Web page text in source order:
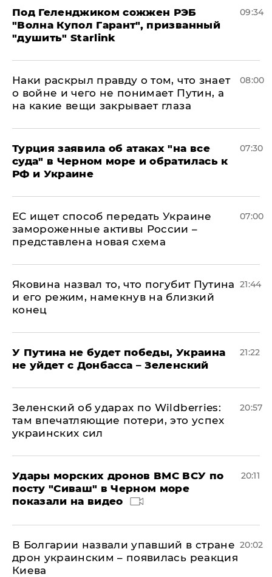
Под Геленджиком сожжен РЭБ
"Волна Купол Гарант", призванный
"душить" Starlink
09:34
Наки раскрыл правду о том, что знает
о войне и чего не понимает Путин, а
на какие вещи закрывает глаза
08:00
Турция заявила об атаках "на все
суда" в Черном море и обратилась к
РФ и Украине
07:30
ЕС ищет способ передать Украине
замороженные активы России –
представлена новая схема
07:00
Яковина назвал то, что погубит Путина
и его режим, намекнув на близкий
конец
21:44
У Путина не будет победы, Украина
не уйдет с Донбасса – Зеленский
21:22
Зеленский об ударах по Wildberries:
там впечатляющие потери, это успех
украинских сил
20:57
Удары морских дронов ВМС ВСУ по
посту "Сиваш" в Черном море
показали на видео
20:11
В Болгарии назвали упавший в стране
дрон украинским – появилась реакция
Киева
20:02